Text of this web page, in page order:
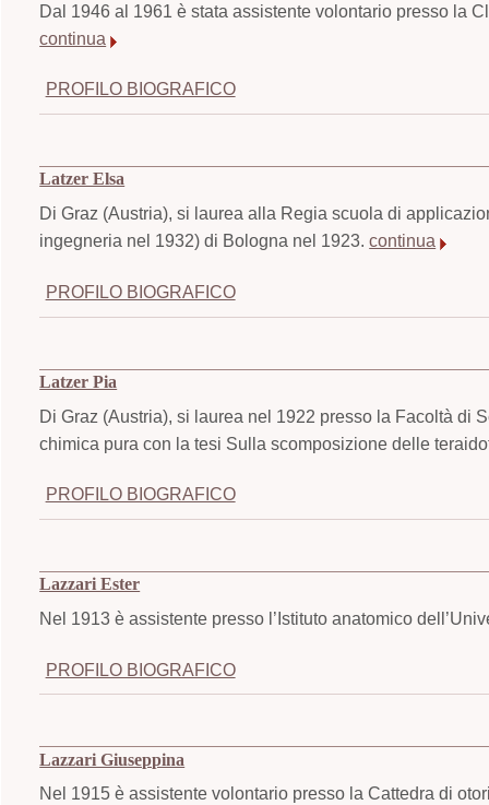
Dal 1946 al 1961 è stata assistente volontario presso la
continua
PROFILO BIOGRAFICO
Latzer Elsa
Di Graz (Austria), si laurea alla Regia scuola di
ingegneria nel 1932) di Bologna nel 1923.continua
PROFILO BIOGRAFICO
Latzer Pia
Di Graz (Austria), si laurea nel 1922 presso la Facoltà di
chimica pura con la tesi Sulla scomposizione delle
PROFILO BIOGRAFICO
Lazzari Ester
Nel 1913 è assistente presso l’Istituto anatomico
PROFILO BIOGRAFICO
Lazzari Giuseppina
Nel 1915 è assistente volontario presso la Cattedra di